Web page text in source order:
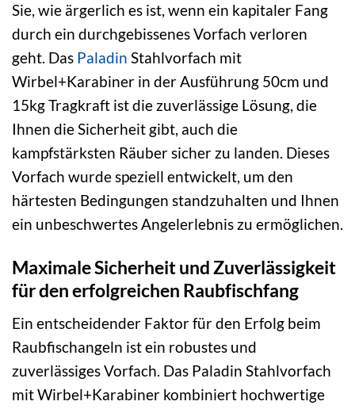
Sie, wie ärgerlich es ist, wenn ein kapitaler Fang
durch ein durchgebissenes Vorfach verloren
geht. Das Paladin Stahlvorfach mit
Wirbel+Karabiner in der Ausführung 50cm und
15kg Tragkraft ist die zuverlässige Lösung, die
Ihnen die Sicherheit gibt, auch die
kampfstärksten Räuber sicher zu landen. Dieses
Vorfach wurde speziell entwickelt, um den
härtesten Bedingungen standzuhalten und Ihnen
ein unbeschwertes Angelerlebnis zu ermöglichen.
Maximale Sicherheit und Zuverlässigkeit
für den erfolgreichen Raubfischfang
Ein entscheidender Faktor für den Erfolg beim
Raubfischangeln ist ein robustes und
zuverlässiges Vorfach. Das Paladin Stahlvorfach
mit Wirbel+Karabiner kombiniert hochwertige